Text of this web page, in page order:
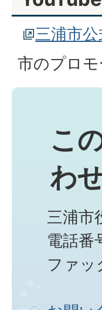
三浦市
市のプロ
こ
わ
三浦市
電話番
ファ